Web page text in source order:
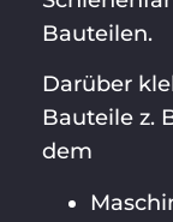
Bauteilen.
Darüber
Bauteile z.
dem